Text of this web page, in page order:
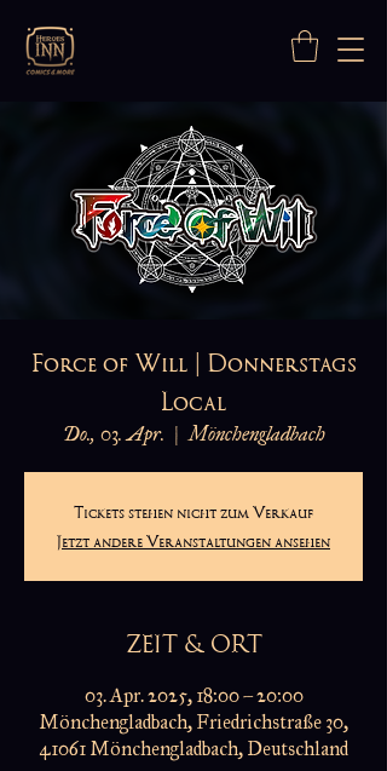
Force of Will | Donnerstags
Local
Do., 03. Apr.
  |
Mönchengladbach
Tickets stehen nicht zum Verkauf
Jetzt andere Veranstaltungen ansehen
ZEIT & ORT
03. Apr. 2025, 18:00 – 20:00
Mönchengladbach, Friedrichstraße 30,
41061 Mönchengladbach, Deutschland